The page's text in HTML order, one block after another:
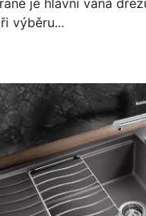
je hlavní vana
výběru...